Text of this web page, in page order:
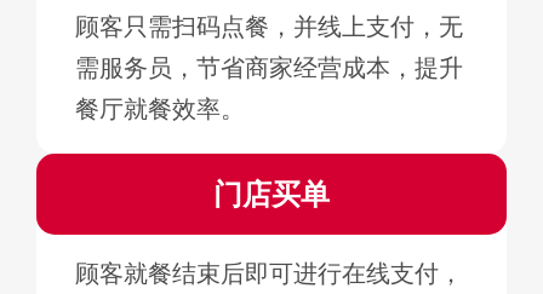
顾客只需扫码点餐，并线上支付，无
需服务员，节省商家经营成本，提升
餐厅就餐效率。
门店买单
顾客就餐结束后即可进行在线支付，